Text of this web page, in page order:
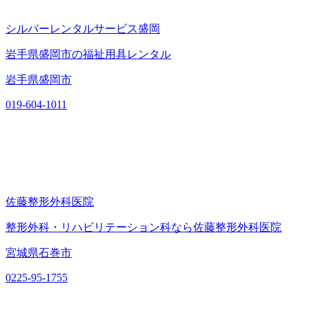
シルバーレンタルサービス盛岡
岩手県盛岡市の福祉用具レンタル
岩手県盛岡市
019-604-1011
佐藤整形外科医院
整形外科・リハビリテーション科なら佐藤整形外科医院
宮城県石巻市
0225-95-1755